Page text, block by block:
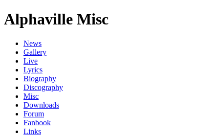
Alphaville Misc
News
Gallery
Live
Lyrics
Biography
Discography
Misc
Downloads
Forum
Fanbook
Links